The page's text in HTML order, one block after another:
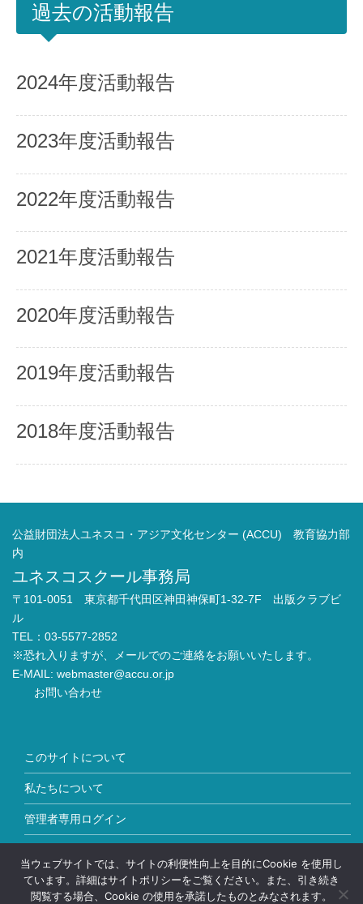
過去の活動報告
2024年度活動報告
2023年度活動報告
2022年度活動報告
2021年度活動報告
2020年度活動報告
2019年度活動報告
2018年度活動報告
公益財団法人ユネスコ・アジア文化センター (ACCU) 教育協力部
内
ユネスコスクール事務局
〒101-0051 東京都千代田区神田神保町1-32-7F 出版クラブビ
ル
TEL：03-5577-2852
※恐れ入りますが、メールでのご連絡をお願いいたします。
E-MAIL: webmaster@accu.or.jp
お問い合わせ
このサイトについて
私たちについて
管理者専用ログイン
当ウェブサイトでは、サイトの利便性向上を目的にCookie を使用し
ています。詳細はサイトポリシーをご覧ください。また、引き続き
閲覧する場合、Cookie の使用を承諾したものとみなされます。